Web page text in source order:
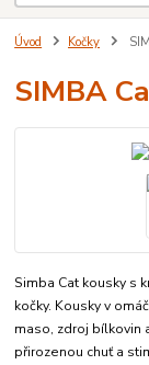
Úvod Kočky
SIMBA
Simba Cat kousky s
kočky. Kousky v
maso, zdroj bílkovin
přirozenou chuť a